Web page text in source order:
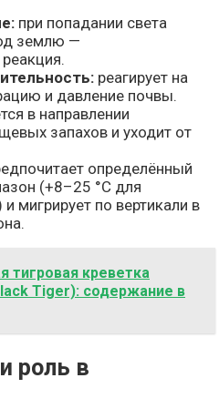
при попадании света
землю —
реагирует на
и давление почвы.
в направлении
запахов и уходит от
определённый
(+8–25 °C для
мигрирует по вертикали в
тигровая креветка
Tiger): содержание в
роль в